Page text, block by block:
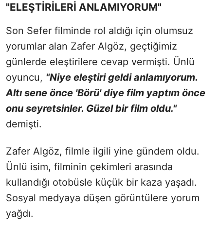
"ELEŞTİRİLERİ ANLAMIYORUM"
Son Sefer filminde rol aldığı için olumsuz
yorumlar alan Zafer Algöz, geçtiğimiz
günlerde eleştirilere cevap vermişti. Ünlü
oyuncu, "Niye eleştiri geldi anlamıyorum.
Altı sene önce 'Börü' diye film yaptım önce
onu seyretsinler. Güzel bir film oldu."
demişti.
Zafer Algöz, filmle ilgili yine gündem oldu.
Ünlü isim, filminin çekimleri arasında
kullandığı otobüsle küçük bir kaza yaşadı.
Sosyal medyaya düşen görüntülere yorum
yağdı.